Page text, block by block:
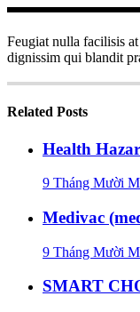
Feugiat nulla facilisis
dignissim qui blandit
Related Posts
Health
9 Tháng Mười
Medivac
9 Tháng Mười
SMART